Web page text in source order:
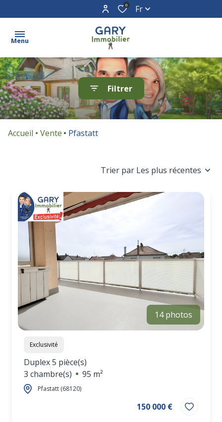
0 Fr
Menu
Acheter
Vendre
Biens
Contact
Filtrer
Accueil Vente Pfastatt
Trier par Les plus récentes
14 photos
Exclusivité
Duplex 5 pièce(s)
3 chambre(s)
95 m²
Pfastatt (68120)
150 000 €